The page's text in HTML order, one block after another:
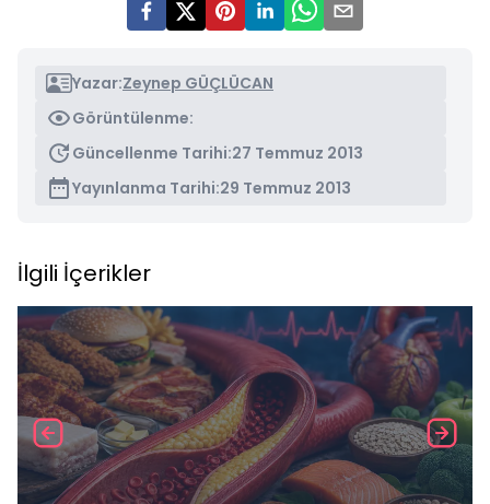
Yazar:Zeynep GÜÇLÜCAN
Görüntülenme:
Güncellenme Tarihi:27 Temmuz 2013
Yayınlanma Tarihi:29 Temmuz 2013
İlgili İçerikler